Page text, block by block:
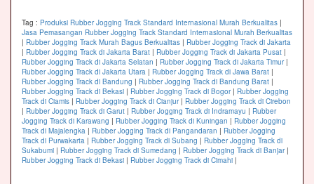
Tag : Produksi Rubber Jogging Track Standard Internasional Murah Berkualitas |
Jasa Pemasangan Rubber Jogging Track Standard Internasional Murah Berkualitas
| Rubber Jogging Track Murah Bagus Berkualitas | Rubber Jogging Track di Jakarta
| Rubber Jogging Track di Jakarta Barat | Rubber Jogging Track di Jakarta Pusat |
Rubber Jogging Track di Jakarta Selatan | Rubber Jogging Track di Jakarta Timur|
Rubber Jogging Track di Jakarta Utara | Rubber Jogging Track di Jawa Barat |
Rubber Jogging Track di Bandung | Rubber Jogging Track di Bandung Barat |
Rubber Jogging Track di Bekasi | Rubber Jogging Track di Bogor| Rubber Jogging
Track di Ciamis | Rubber Jogging Track di Cianjur| Rubber Jogging Track di Cirebon
| Rubber Jogging Track di Garut | Rubber Jogging Track di Indramayu | Rubber
Jogging Track di Karawang | Rubber Jogging Track di Kuningan | Rubber Jogging
Track di Majalengka | Rubber Jogging Track di Pangandaran | Rubber Jogging
Track di Purwakarta | Rubber Jogging Track di Subang | Rubber Jogging Track di
Sukabumi | Rubber Jogging Track di Sumedang | Rubber Jogging Track di Banjar|
Rubber Jogging Track di Bekasi | Rubber Jogging Track di Cimahi |